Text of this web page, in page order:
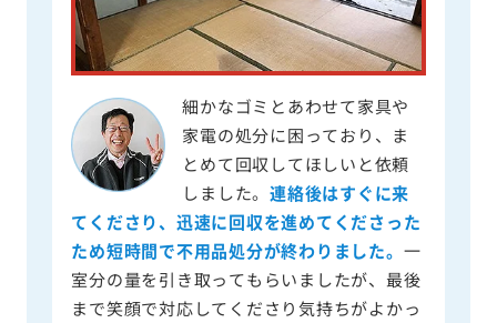
細かなゴミとあわせて家具や
家電の処分に困っており、ま
とめて回収してほしいと依頼
しました。連絡後はすぐに来
てくださり、迅速に回収を進めてくださった
ため短時間で不用品処分が終わりました。 一
室分の量を引き取ってもらいましたが、最後
まで笑顔で対応してくださり気持ちがよかっ